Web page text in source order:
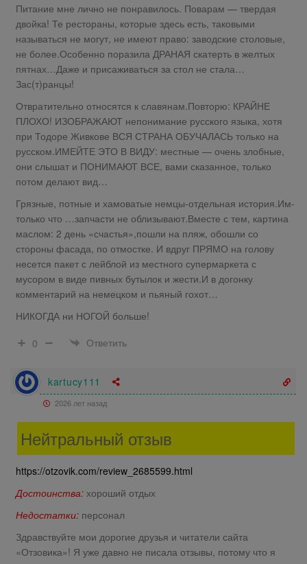
Питание мне лично не понравилось. Поварам — твердая
двойка! Те рестораны, которые здесь есть, таковыми
называться не могут, не имеют право: заводские столовые,
не более.Особенно поразила ДРАНАЯ скатерть в желтых
пятнах…Даже и присаживаться за стол не стала…
Зас(т)ранцы!
Отвратительно относятся к славянам.Повторю: КРАЙНЕ
ПЛОХО! ИЗОБРАЖАЮТ непонимание русского языка, хотя
при Тодоре Живкове ВСЯ СТРАНА ОБУЧАЛАСЬ только на
русском.ИМЕЙТЕ ЭТО В ВИДУ: местные — очень злобные,
они слышат и ПОНИМАЮТ ВСЕ, вами сказанное, только
потом делают вид…
Грязные, потные и хамоватые немцы-отдельная история.Им-
только что …запчасти не облизывают.Вместе с тем, картина
маслом: 2 день «счастья»,пошли на пляж, обошли со
стороны фасада, по отмостке. И вдруг ПРЯМО на голову
несется пакет с лейблой из местного супермаркета с
мусором в виде пивных бутылок и жести.И в догонку
комментарий на немецком и пьяный гохот…
НИКОГДА ни НОГОЙ больше!
0
Ответить
kartucy111
2026 лет назад
Нейтральный отзыв
https://otzovik.com/review_2685599.html
Достоинства: хороший отдых
Недостатки: персонал
Здравствуйте мои дорогие друзья и читатели сайта
«Отзовика»! Я уже давно не писала отзывы, потому что я